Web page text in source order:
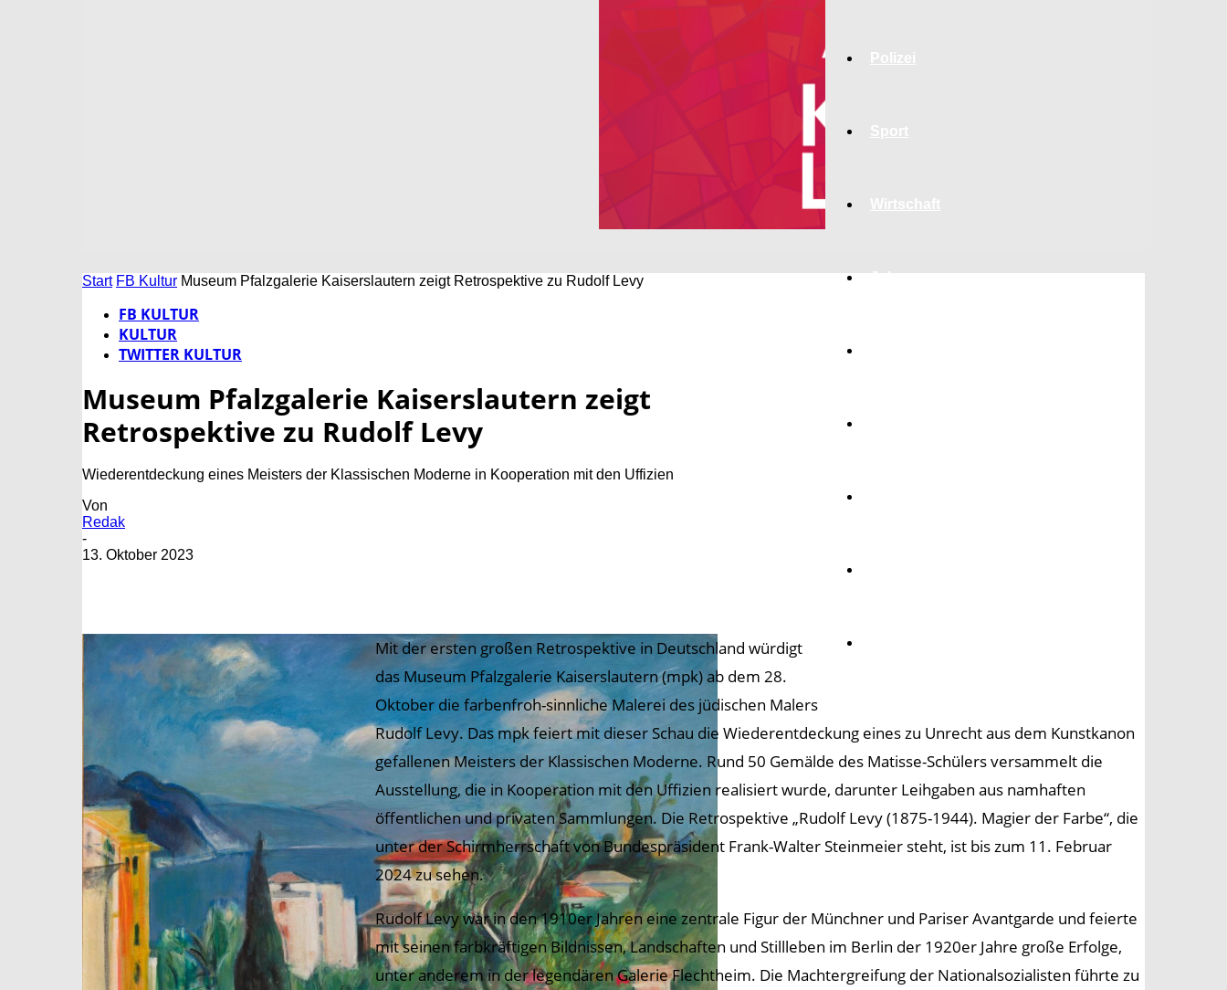
Jobs
Start FB Kultur Museum Pfalzgalerie Kaiserslautern zeigt Retrospektive zu Rudolf Levy
FB KULTUR
KULTUR
TWITTER KULTUR
Museum Pfalzgalerie Kaiserslautern zeigt
Retrospektive zu Rudolf Levy
Wiederentdeckung eines Meisters der Klassischen Moderne in Kooperation mit den Uffizien
Von
Redak
-
13. Oktober 2023
Mit der ersten großen Retrospektive in Deutschland würdigt
das Museum Pfalzgalerie Kaiserslautern (mpk) ab dem 28.
Oktober die farbenfroh-sinnliche Malerei des jüdischen Malers
Rudolf Levy. Das mpk feiert mit dieser Schau die Wiederentdeckung eines zu Unrecht aus dem Kunstkanon
gefallenen Meisters der Klassischen Moderne. Rund 50 Gemälde des Matisse-Schülers versammelt die
Ausstellung, die in Kooperation mit den Uffizien realisiert wurde, darunter Leihgaben aus namhaften
öffentlichen und privaten Sammlungen. Die Retrospektive „Rudolf Levy (1875-1944). Magier der Farbe“, die
unter der Schirmherrschaft von Bundespräsident Frank-Walter Steinmeier steht, ist bis zum 11. Februar
2024 zu sehen.
Rudolf Levy war in den 1910er Jahren eine zentrale Figur der Münchner und Pariser Avantgarde und feierte
mit seinen farbkräftigen Bildnissen, Landschaften und Stillleben im Berlin der 1920er Jahre große Erfolge,
unter anderem in der legendären Galerie Flechtheim. Die Machtergreifung der Nationalsozialisten führte zu